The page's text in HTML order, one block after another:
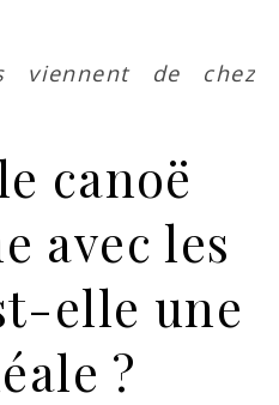
viennent de chez
canoë
avec les
elle une
?